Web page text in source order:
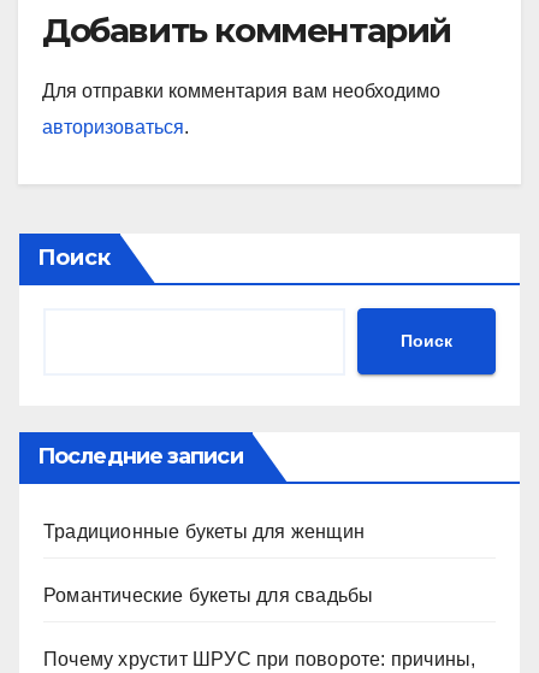
Добавить комментарий
Для отправки комментария вам необходимо
авторизоваться.
Поиск
Поиск
Последние записи
Традиционные букеты для женщин
Романтические букеты для свадьбы
Почему хрустит ШРУС при повороте: причины,